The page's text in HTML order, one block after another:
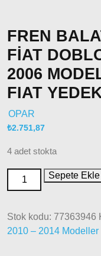
Doblo
2010 –
2014
Modeller
Doblo
2022
Modeller
2022
Model
ve Üstü
– Şahin –
Kartal
FREN
FİAT
2006
FIAT
OPAR
₺2.751,87
4 adet stokta
Sepete Ekle
Stok kodu: 77363946
2010 – 2014 Modeller